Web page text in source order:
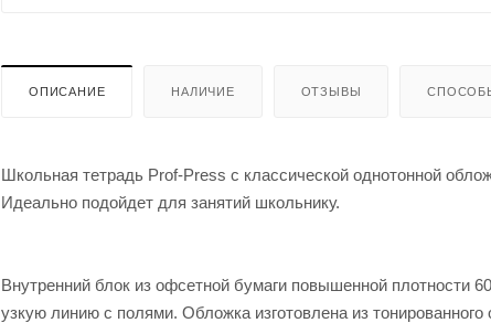
ОПИСАНИЕ НАЛИЧИЕ ОТЗЫВЫ
Школьная тетрадь Prof-Press с классической однотонной
Идеально подойдет для занятий школьнику.
Внутренний блок из офсетной бумаги повышенной плотности
узкую линию с полями. Обложка изготовлена из